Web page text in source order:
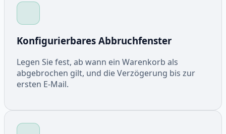
Konfigurierbares Abbruchfenster
Legen Sie fest, ab wann ein Warenkorb als
abgebrochen gilt, und die Verzögerung bis zur
ersten E-Mail.